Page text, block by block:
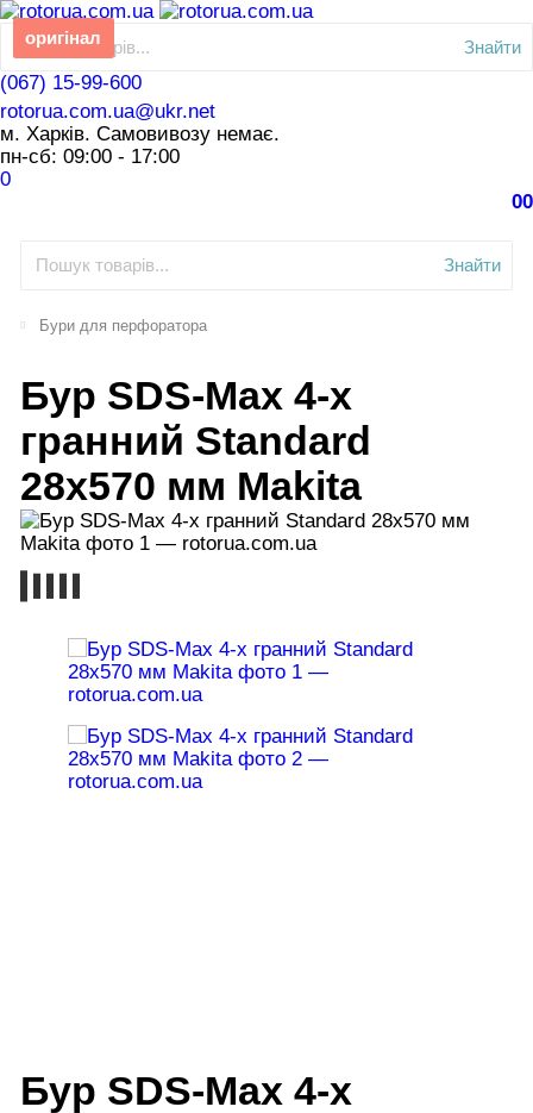
Знайти
(067) 15-99-600
rotorua.com.ua@ukr.net
м. Харків. Самовивозу немає.
пн-сб: 09:00 - 17:00
0
00
Знайти
Бури для перфоратора
Бур SDS-Max 4-х
гранний Standard
28x570 мм Makita
оригінал
Бур SDS-Max 4-х